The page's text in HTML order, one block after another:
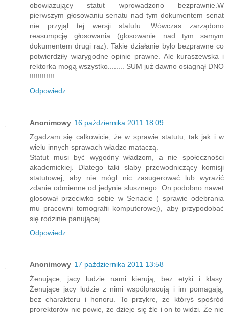
obowiazujący statut wprowadzono bezprawnie.W
pierwszym głosowaniu senatu nad tym dokumentem senat
nie przyjął tej wersji statutu. Wówczas zarządono
reasumpcję głosowania (głosowanie nad tym samym
dokumentem drugi raz). Takie działanie było bezprawne co
potwierdziły wiarygodne opinie prawne. Ale kuraszewska i
rektorka mogą wszystko........ SUM już dawno osiagnął DNO
!!!!!!!!!!!!
Odpowiedz
Anonimowy 16 października 2011 18:09
Zgadzam się całkowicie, że w sprawie statutu, tak jak i w
wielu innych sprawach władze mataczą.
Statut musi być wygodny władzom, a nie społeczności
akademickiej. Dlatego taki słaby przewodniczący komisji
statutowej, aby nie mógł nic zasugerować lub wyrazić
zdanie odmienne od jedynie słusznego. On podobno nawet
głosował przeciwko sobie w Senacie ( sprawie odebrania
mu pracowni tomografii komputerowej), aby przypodobać
się rodzinie panującej.
Odpowiedz
Anonimowy 17 października 2011 13:58
Żenujące, jacy ludzie nami kierują, bez etyki i klasy.
Żenujące jacy ludzie z nimi współpracują i im pomagają,
bez charakteru i honoru. To przykre, że któryś spośród
prorektorów nie powie, że dzieje się źle i on to widzi. Że nie